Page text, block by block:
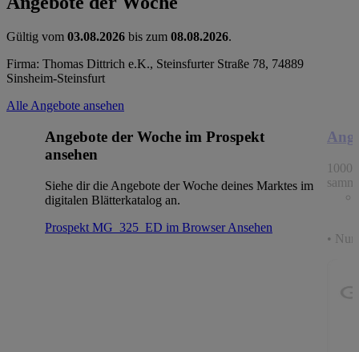
Gültig vom 03.08.2026 bis zum 08.08.2026.
Firma: Thomas Dittrich e.K., Steinsfurter Straße 78, 74889
Sinsheim-Steinsfurt
Alle Angebote ansehen
Angebote der Woche im Prospekt
ansehen
Siehe dir die Angebote der Woche deines Marktes im
digitalen Blätterkatalog an.
Prospekt MG_325_ED im BrowserAnsehen
1000
• Nur